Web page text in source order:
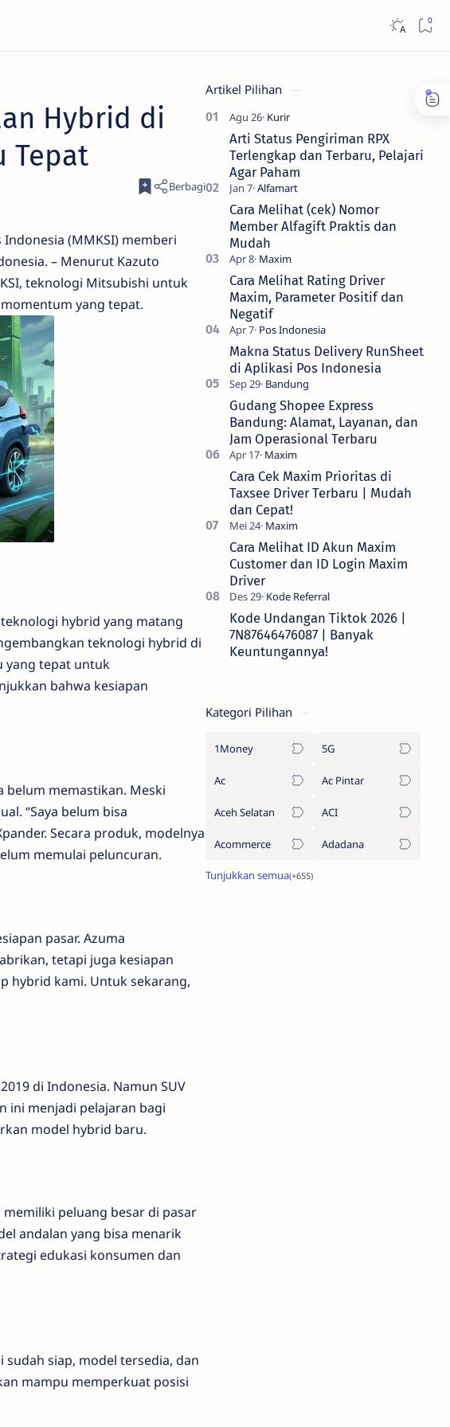
Hybrid di
Tepat
(MMKSI) memberi
– Menurut Kazuto
teknologi Mitsubishi untuk
yang tepat.
hybrid yang matang
teknologi hybrid di
yang tepat untuk
bahwa kesiapan
belum memastikan. Meski
“Saya belum bisa
Secara produk, modelnya
memulai peluncuran.
pasar. Azuma
tetapi juga kesiapan
hybrid kami. Untuk sekarang,
di Indonesia. Namun SUV
ini menjadi pelajaran bagi
model hybrid baru.
peluang besar di pasar
andalan yang bisa menarik
edukasi konsumen dan
siap, model tersedia, dan
mampu memperkuat posisi
Artikel Pilihan
Arti Status Pengiriman RPX
Terlengkap dan Terbaru, Pelajari
Agar Paham
Cara Melihat (cek) Nomor
Member Alfagift Praktis dan
Mudah
Cara Melihat Rating Driver
Maxim, Parameter Positif dan
Negatif
Makna Status Delivery RunSheet
di Aplikasi Pos Indonesia
Gudang Shopee Express
Bandung: Alamat, Layanan, dan
Jam Operasional Terbaru
Cara Cek Maxim Prioritas di
Taxsee Driver Terbaru | Mudah
dan Cepat!
Cara Melihat ID Akun Maxim
Customer dan ID Login Maxim
Driver
Kode Undangan Tiktok 2026 |
7N87646476087 | Banyak
Keuntungannya!
Kategori Pilihan
1Money 5G
Ac Ac Pintar
Aceh Selatan ACI
Acommerce Adadana